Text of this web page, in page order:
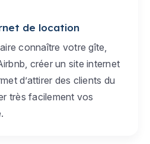
de location
connaître votre gîte,
créer un site internet
d’attirer des clients du
très facilement vos